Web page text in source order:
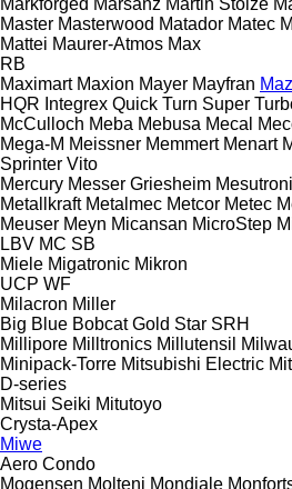
Master Masterwood Matador Matec
Mattei Maurer-Atmos Max
RB
Maximart Maxion Mayer Mayfran
HQR Integrex Quick Turn Super
McCulloch Meba Mebusa Mecal
Mega-M Meissner Memmert Menart
Sprinter Vito
Mercury Messer Griesheim
Metallkraft Metalmec Metcor Metec
Meuser Meyn Micansan MicroStep
LBV MC SB
Miele Migatronic Mikron
UCP WF
Milacron Miller
Big Blue Bobcat Gold Star SRH
Millipore Milltronics Millutensil
Minipack-Torre Mitsubishi Electric
D-series
Mitsui Seiki Mitutoyo
Crysta-Apex
Miwe
Aero Condo
Mogensen Molteni Mondiale